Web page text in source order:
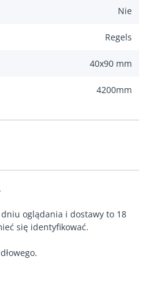
Nie
Regels
40x90 mm
4200mm
oglądania i dostawy to 18
się identyfikować.